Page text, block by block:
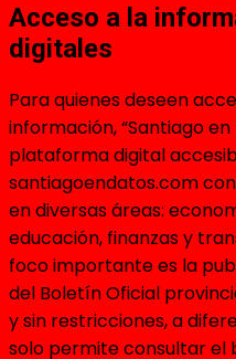
Acceso a la
digitales
Para quienes deseen
información, “Santiago
plataforma digital
santiagoendatos.com
en diversas áreas:
educación, finanzas y
foco importante es la
del Boletín Oficial
y sin restricciones, a
solo permite consultar el